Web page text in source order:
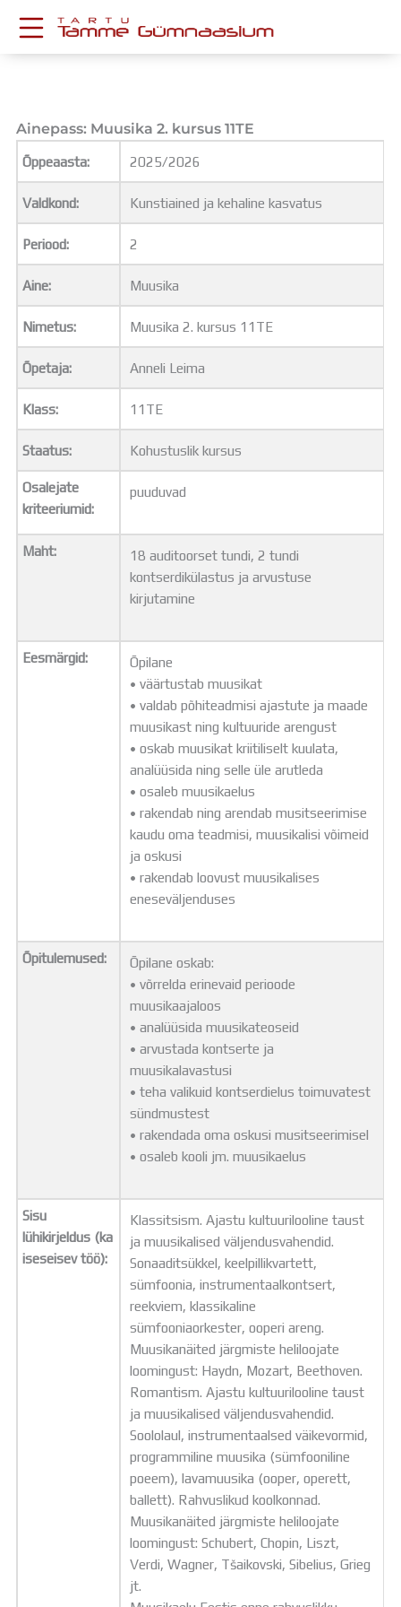
content
Postkast
Drive
Tamme TV
Tamme Leht
Kooliraadio
Koorilaul
ÕPPETÖÖ
Tunniplaan
Aastaplaan
Õppekava
Ainepassid
Huviringid
Õpilastööd (UPT)
Distantsõpe
Projektid
ÜLDINFO
Sisseastumine
Lapsevanemale
Vilistlastele
Virtuaaltuur
Õpilasesindus
Kontaktid
Tööpakkumised
Ainepass: Muusika 2. kursus 11TE
Õppeaasta: 2025/2026
Valdkond: Kunstiained ja kehaline kasvatus
Periood: 2
Aine: Muusika
Nimetus: Muusika 2. kursus 11TE
Õpetaja: Anneli Leima
Klass: 11TE
Staatus: Kohustuslik kursus
Osalejate
kriteeriumid:
puuduvad
Maht:
18 auditoorset tundi, 2 tundi
kontserdikülastus ja arvustuse
kirjutamine
Eesmärgid:
Õpilane
• väärtustab muusikat
• valdab põhiteadmisi ajastute ja maade
muusikast ning kultuuride arengust
• oskab muusikat kriitiliselt kuulata,
analüüsida ning selle üle arutleda
• osaleb muusikaelus
• rakendab ning arendab musitseerimise
kaudu oma teadmisi, muusikalisi võimeid
ja oskusi
• rakendab loovust muusikalises
eneseväljenduses
Õpitulemused:
Õpilane oskab:
• võrrelda erinevaid perioode
muusikaajaloos
• analüüsida muusikateoseid
• arvustada kontserte ja
muusikalavastusi
• teha valikuid kontserdielus toimuvatest
sündmustest
• rakendada oma oskusi musitseerimisel
• osaleb kooli jm. muusikaelus
Sisu
lühikirjeldus (ka
iseseisev töö):
Klassitsism. Ajastu kultuurilooline taust
ja muusikalised väljendusvahendid.
Sonaaditsükkel, keelpillikvartett,
sümfoonia, instrumentaalkontsert,
reekviem, klassikaline
sümfooniaorkester, ooperi areng.
Muusikanäited järgmiste heliloojate
loomingust: Haydn, Mozart, Beethoven.
Romantism. Ajastu kultuurilooline taust
ja muusikalised väljendusvahendid.
Soololaul, instrumentaalsed väikevormid,
programmiline muusika (sümfooniline
poeem), lavamuusika (ooper, operett,
ballett). Rahvuslikud koolkonnad.
Muusikanäited järgmiste heliloojate
loomingust: Schubert, Chopin, Liszt,
Verdi, Wagner, Tšaikovski, Sibelius, Grieg
jt.